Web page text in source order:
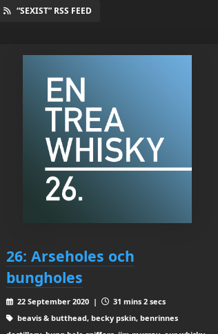
“SEXIST” RSS FEED
26: Arseholes och
bungholes
22 September 2020 |
31 mins 2 secs
beavis & butthead, becky pskin, benrinnes